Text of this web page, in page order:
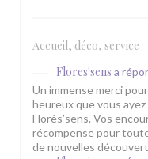
Accueil, déco, service
Flores'sens a
Un immense merci
heureux que vous
Florès’sens. Vos
récompense pour
de nouvelles